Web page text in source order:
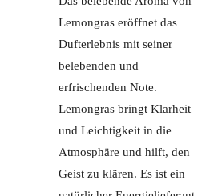
Lemongras eröffnet das
Dufterlebnis mit seiner
belebenden und
erfrischenden Note.
Lemongras bringt Klarheit
und Leichtigkeit in die
Atmosphäre und hilft, den
Geist zu klären. Es ist ein